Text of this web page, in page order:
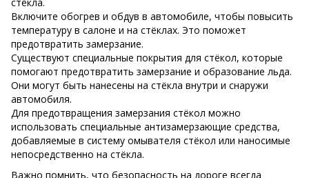
Включите обогрев и обдув в автомобиле, чтобы повысить
температуру в салоне и на стёклах. Это поможет
предотвратить замерзание.
Существуют специальные покрытия для стёкол, которые
помогают предотвратить замерзание и образование льда.
Они могут быть нанесены на стёкла внутри и снаружи
автомобиля.
Для предотвращения замерзания стёкол можно
использовать специальные антизамерзающие средства,
добавляемые в систему омывателя стёкол или наносимые
непосредственно на стёкла.
Важно помнить, что безопасность на дороге всегда